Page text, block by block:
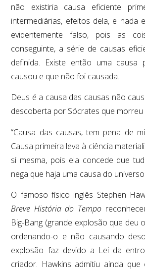
não existiria causa eficiente
intermediárias, efeitos dela, e nada
evidentemente falso, pois as
conseguinte, a série de causas
definida. Existe então uma causa
causou e que não foi causada.
Deus é a causa das causas não
descoberta por Sócrates que morreu
“Causa das causas, tem pena de
Causa primeira leva à ciência
si mesma, pois ela concede que
nega que haja uma causa do universo.
O famoso físico inglês Stephen
Breve História do Tempo
Big-Bang (grande explosão que deu
ordenando-o e não causando
explosão faz devido a Lei da
criador. Hawkins admitiu ainda